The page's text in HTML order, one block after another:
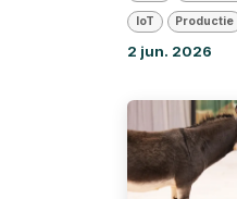
IoT Productie
2 jun. 2026